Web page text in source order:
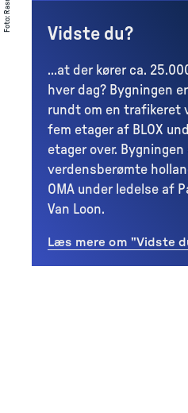
Foto
:
Vidste du?
...at der kører ca.
hver dag? Bygningen
rundt om en trafikeret
fem etager af BLOX
etager over.
verdensberømte
OMA under ledelse af
Van Loon.
Læs mere om "Vidste